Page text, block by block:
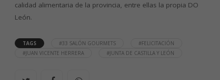
calidad alimentaria de la provincia, entre ellas la propia DO
León.
TAGS #33 SALÓN GOURMETS
#FELICITACIÓN
#JUAN VICENTE HERRERA
#JUNTA DE CASTILLA Y LEÓN